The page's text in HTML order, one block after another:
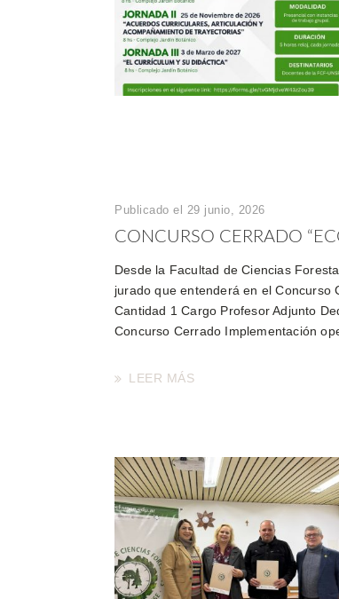
Publicado el 29 junio, 2026
CONCURSO CERRADO
Desde la Facultad de Ciencias
jurado que entenderá en el Concurso
Cantidad 1 Cargo Profesor Adjunto
Concurso Cerrado Implementación
LEER MÁS